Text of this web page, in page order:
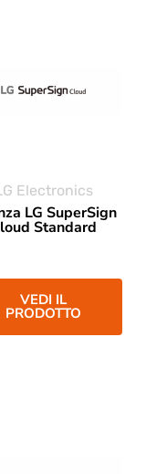
Electronics
LG SuperSign
Standard
VEDI IL
PRODOTTO